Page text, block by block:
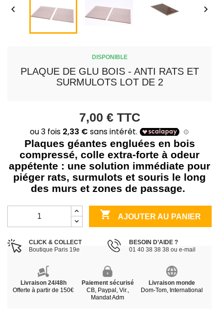
 
DISPONIBLE
PLAQUE DE GLU BOIS - ANTI RATS ET
SURMULOTS LOT DE 2
7,00 € TTC
Plaques géantes engluées en bois
compressé, colle extra-forte à odeur
appétente : une solution immédiate pour
piéger rats, surmulots et souris le long
des murs et zones de passage.
 AJOUTER AU PANIER
CLICK & COLLECT
Boutique Paris 19e
BESOIN D’AIDE ?
01 40 38 38 38 ou e-mail
Livraison 24/48h
Offerte à partir de 150€
Paiement sécurisé
CB, Paypal, Vir.,
Mandat Adm
Livraison monde
Dom-Tom, International